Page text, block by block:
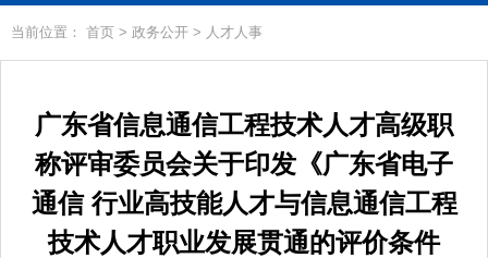
当前位置： 首页 > 政务公开 > 人才人事
广东省信息通信工程技术人才高级职
称评审委员会关于印发《广东省电子
通信 行业高技能人才与信息通信工程
技术人才职业发展贯通的评价条件